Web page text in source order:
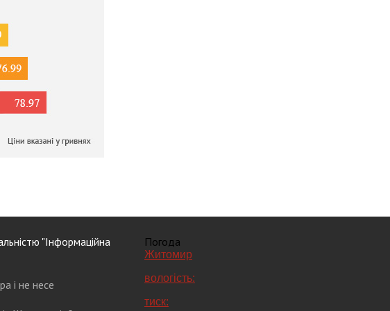
"Інформаційна
і не несе
Погода
Житомир
вологість:
тиск: